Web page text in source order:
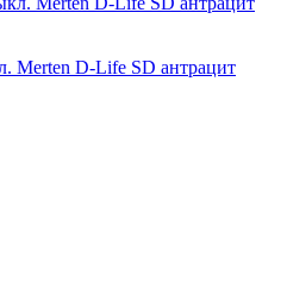
Merten D-Life SD антрацит